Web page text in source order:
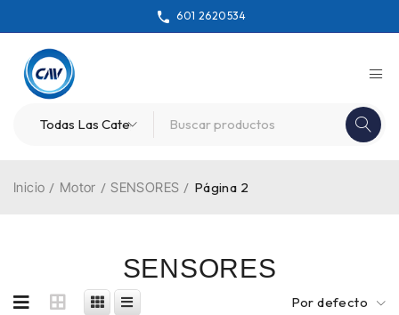
601 2620534
SENSORES
Inicio / Motor / SENSORES / Página 2
Por defecto